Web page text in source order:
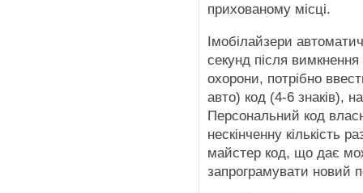
прихованому місці.
Імобілайзери
секунд після
охорони, потрібно
авто) код (4-6 знаків),
Персональний код
нескінченну кількість
майстер код, що дає
запрограмувати новий